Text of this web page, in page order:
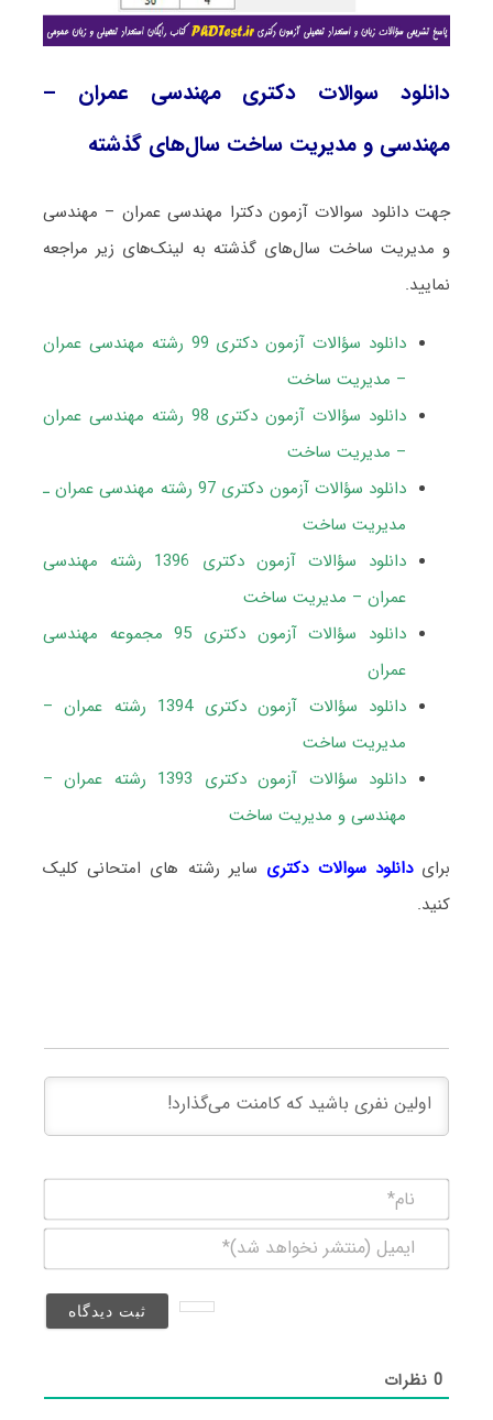
دانلود سوالات دکتری مهندسی عمران –
مهندسی و مدیریت ساخت سال‌های گذشته
جهت دانلود سوالات آزمون دکترا مهندسی عمران – مهندسی
و مدیریت ساخت سال‌های گذشته به لینک‌های زیر مراجعه
نمایید.
دانلود سؤالات آزمون دکتری 99 رشته مهندسی عمران
– مدیریت ساخت
دانلود سؤالات آزمون دکتری 98 رشته مهندسی عمران
– مدیریت ساخت
دانلود سؤالات آزمون دکتری 97 رشته مهندسی عمران ـ
مدیریت ساخت
دانلود سؤالات آزمون دکتری 1396 رشته مهندسی
عمران – مدیریت ساخت
دانلود سؤالات آزمون دکتری 95 مجموعه مهندسی
عمران
دانلود سؤالات آزمون دکتری 1394 رشته عمران –
مدیریت ساخت
دانلود سؤالات آزمون دکتری 1393 رشته عمران –
مهندسی و مدیریت ساخت
برایدانلود سوالات دکتری سایر رشته های امتحانی کلیک
کنید.
(منتشر
0نظرات